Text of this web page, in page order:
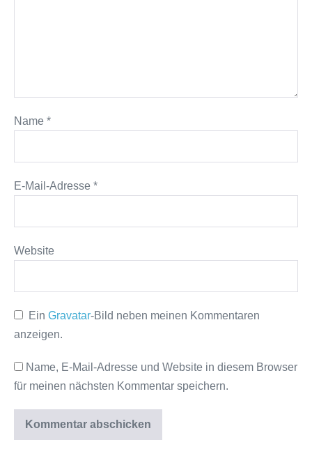
Name *
E-Mail-Adresse *
Website
EinGravatar-Bild neben meinen Kommentaren
anzeigen.
Name, E-Mail-Adresse und Website in diesem Browser
für meinen nächsten Kommentar speichern.